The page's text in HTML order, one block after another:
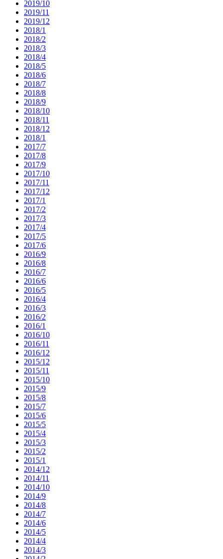
2019/10
2019/11
2019/12
2018/1
2018/2
2018/3
2018/4
2018/5
2018/6
2018/7
2018/8
2018/9
2018/10
2018/11
2018/12
2018/1
2017/7
2017/8
2017/9
2017/10
2017/11
2017/12
2017/1
2017/2
2017/3
2017/4
2017/5
2017/6
2016/9
2016/8
2016/7
2016/6
2016/5
2016/4
2016/3
2016/2
2016/1
2016/10
2016/11
2016/12
2015/12
2015/11
2015/10
2015/9
2015/8
2015/7
2015/6
2015/5
2015/4
2015/3
2015/2
2015/1
2014/12
2014/11
2014/10
2014/9
2014/8
2014/7
2014/6
2014/5
2014/4
2014/3